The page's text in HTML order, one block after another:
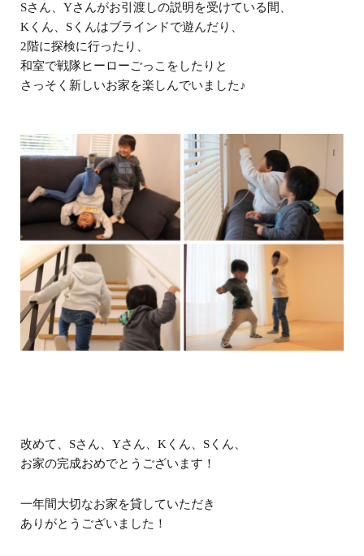
Sさん、Yさんがお引渡しの説明を受けている間、
Kくん、Sくんはブラインドで遊んだり、
2階に探検に行ったり、
和室で戦隊ヒーローごっこをしたりと
さっそく新しいお家を楽しんでいました♪
改めて、Sさん、Yさん、Kくん、Sくん、
お家の完成おめでとうございます！
一年間大切なお家を貸していただき
ありがとうございました！